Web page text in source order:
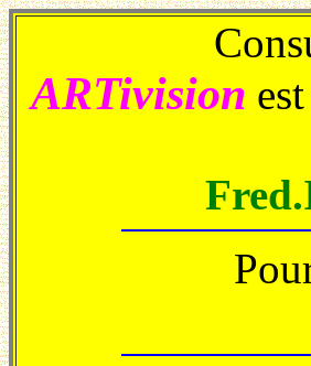
ARTivision